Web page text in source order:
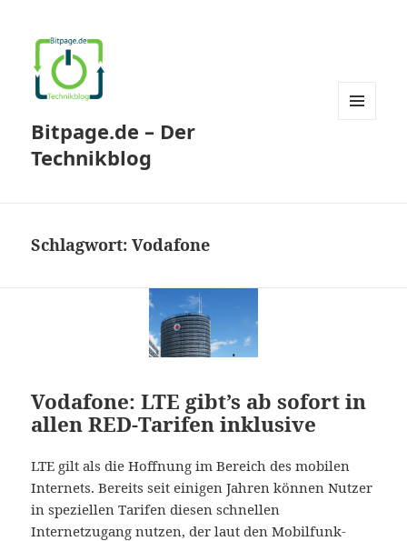
Bitpage.de – Der
Technikblog
Schlagwort:Vodafone
Vodafone: LTE gibt’s ab sofort in
allen RED-Tarifen inklusive
LTE gilt als die Hoffnung im Bereich des mobilen
Internets. Bereits seit einigen Jahren können Nutzer
in speziellen Tarifen diesen schnellen
Internetzugang nutzen, der laut den Mobilfunk-